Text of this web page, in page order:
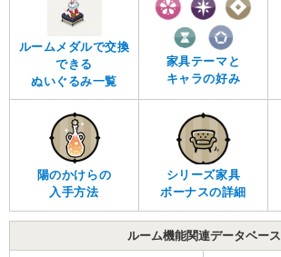
ルームメダルで交換
できる
ぬいぐるみ一覧
家具テーマと
キャラの好み
陽のかけらの
入手方法
シリーズ家具
ボーナスの詳細
ルーム機能関連データベース